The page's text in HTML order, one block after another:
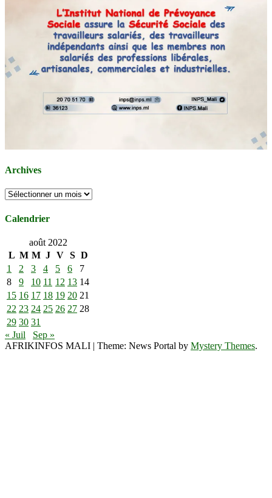
Archives
Archives
Calendrier
août 2022
L M M J V S D
1
2 3 4 5 6
7
8
9 10 11 12 13 14
15 16 17 18 19 20 21
22 23 24 25 26 27 28
29 30 31
« Juil
Sep »
AFRIKINFOS MALI | Theme: News Portal by Mystery Themes.